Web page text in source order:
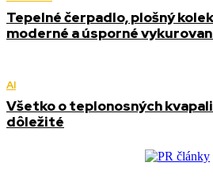
Tepelné čerpadlo, plošný
moderné a úsporné
AI
Všetko o teplonosných
dôležité